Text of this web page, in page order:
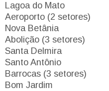
Lagoa do Mato
Aeroporto (2 setores)
Nova Betânia
Abolição (3 setores)
Santa Delmira
Santo Antônio
Barrocas (3 setores)
Bom Jardim